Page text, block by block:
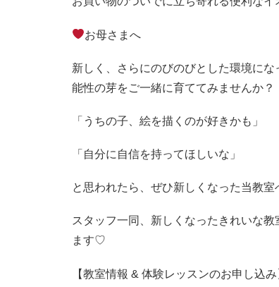
お母さまへ
新しく、さらにのびのびとした環境に
能性の芽をご一緒に育ててみませんか？
「うちの子、絵を描くのが好きかも」
「自分に自信を持ってほしいな」
と思われたら、ぜひ新しくなった当教室
スタッフ一同、新しくなったきれいな
ます♡
【教室情報 & 体験レッスンのお申し込み